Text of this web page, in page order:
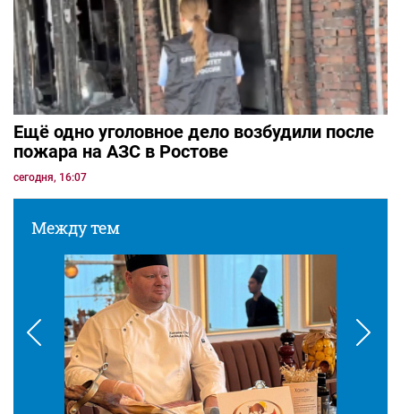
Ещё одно уголовное дело возбудили после
пожара на АЗС в Ростове
сегодня, 16:07
Между тем